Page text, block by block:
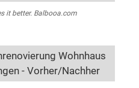
it better. Balbooa.com
Wohnhaus
- Vorher/Nachher